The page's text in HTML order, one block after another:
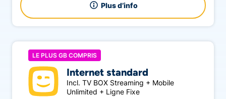
Plus d’info
LE PLUS GB COMPRIS
Internet standard
Incl. TV BOX Streaming + Mobile
Unlimited + Ligne Fixe